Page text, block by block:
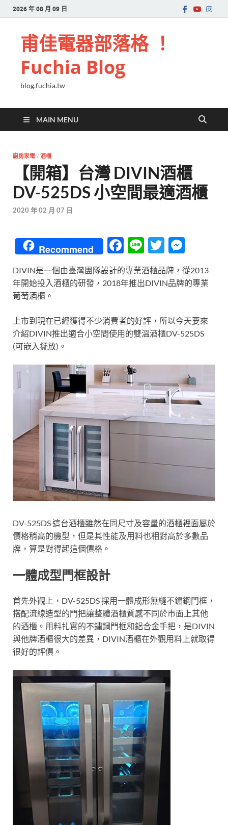
2026 年 08 月 09 日
甫佳電器部落格 ！
Fuchia Blog
blog.fuchia.tw
MAIN MENU
廚房家電 / 酒櫃
【開箱】台灣 DIVIN酒櫃
DV-525DS 小空間最適酒櫃
2020 年 02 月 07 日
Recommend
F
ac
e
o
k
Li
n
e
T
w
itt
es
se
er
DIVIN是一個由臺灣團隊設計的專業酒櫃品牌，從2013
年開始投入酒櫃的研發，2018年推出DIVIN品牌的專業
葡萄酒櫃。
上市到現在已經獲得不少消費者的好評，所以今天要來
介紹DIVIN推出適合小空間使用的雙溫酒櫃DV-525DS
(可嵌入擺放)。
DV-525DS 這台酒櫃雖然在同尺寸及容量的酒櫃裡面屬於
價格稍高的機型，但是其性能及用料也相對高於多數品
牌，算是對得起這個價格。
一體成型門框設計
首先外觀上，DV-525DS 採用一體成形無縫不鏽鋼門框，
搭配流線造型的門把讓整體酒櫃質感不同於市面上其他
的酒櫃。用料扎實的不鏽鋼門框和鋁合金手把，是DIVIN
與他牌酒櫃很大的差異，DIVIN酒櫃在外觀用料上就取得
很好的評價。